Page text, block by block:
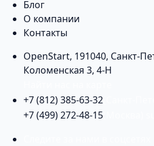
Блог
О компании
Контакты
OpenStart, 191040, Санкт-
Коломенская 3, 4-Н
+7 (812) 385-63-32
+7 (499) 272-48-15